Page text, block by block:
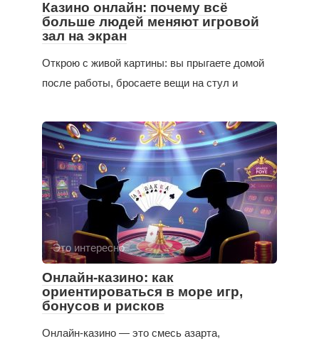
Казино онлайн: почему всё
больше людей меняют игровой
зал на экран
Открою с живой картины: вы прыгаете домой
после работы, бросаете вещи на стул и
Это интересно
Онлайн-казино: как
ориентироваться в море игр,
бонусов и рисков
Онлайн-казино — это смесь азарта,